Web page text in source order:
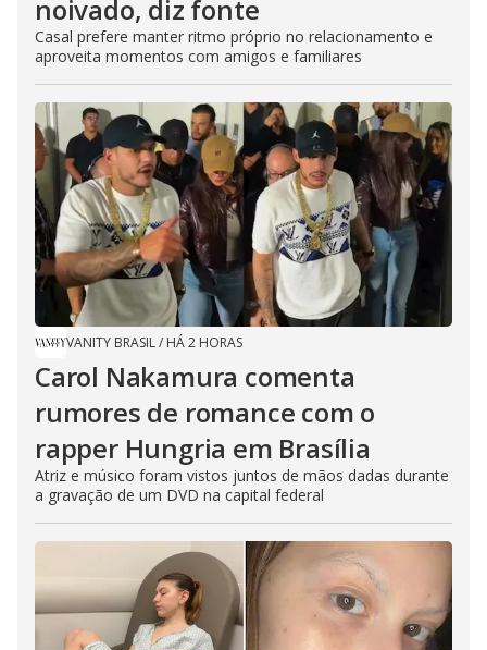
noivado, diz fonte
Casal prefere manter ritmo próprio no relacionamento e
aproveita momentos com amigos e familiares
VANITY BRASIL/ HÁ 2 HORAS
Carol Nakamura comenta
rumores de romance com o
rapper Hungria em Brasília
Atriz e músico foram vistos juntos de mãos dadas durante
a gravação de um DVD na capital federal